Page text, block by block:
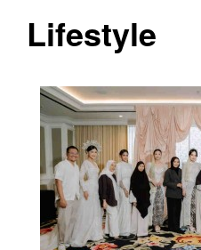
Lifestyle